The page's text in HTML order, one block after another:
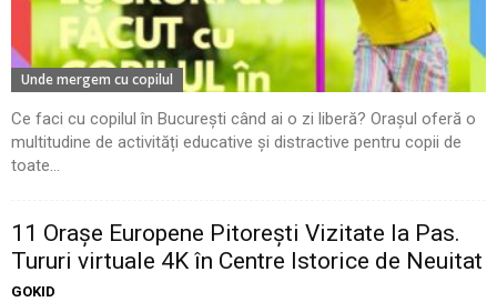
Unde mergem cu copilul
Ce faci cu copilul în București când ai o zi liberă? Orașul oferă o
multitudine de activități educative și distractive pentru copii de
toate...
11 Oraşe Europene Pitoreşti Vizitate la Pas.
Tururi virtuale 4K în Centre Istorice de Neuitat
GOKID